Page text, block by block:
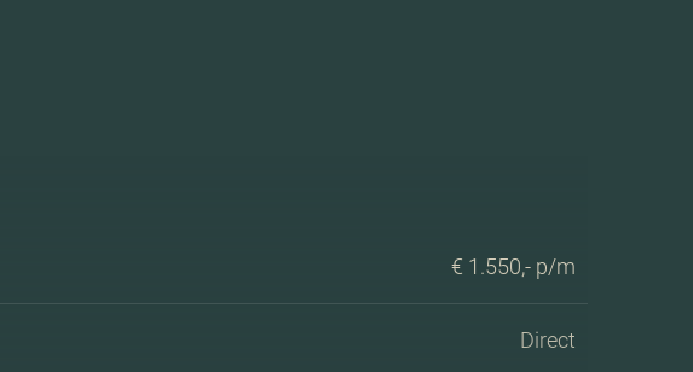
€ 1.550,- p/m
Direct